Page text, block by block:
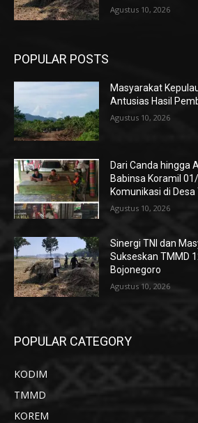
Agustus 10, 2026
POPULAR POSTS
Masyarakat
Antusias Hasil
Agustus 10, 2026
Dari Canda hingga
Babinsa Koramil
Komunikasi di
Agustus 10, 2026
Sinergi TNI dan
Sukseskan TMMD
Bojonegoro
Agustus 10, 2026
POPULAR CATEGORY
KODIM
TMMD
KOREM